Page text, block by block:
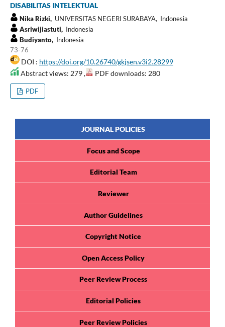
DISABILITAS INTELEKTUAL
Nika Rizki,UNIVERSITAS NEGERI SURABAYA, Indonesia
Asriwijiastuti,Indonesia
Budiyanto,Indonesia
73-76
DOI : https://doi.org/10.26740/gkjsen.v3i2.28299
Abstract views: 279 ,
PDF downloads: 280
PDF
JOURNAL POLICIES
Focus and Scope
Editorial Team
Reviewer
Author Guidelines
Copyright Notice
Open Access Policy
Peer Review Process
Editorial Policies
Peer Review Policies